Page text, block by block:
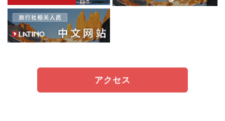
アクセス